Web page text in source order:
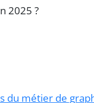
2025 ?
du métier de